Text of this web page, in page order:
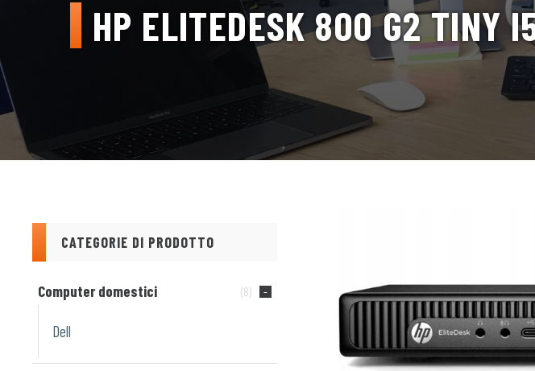
HP ELITEDESK 800 G2 TINY
CATEGORIE DI PRODOTTO
Computer domestici (8)
Dell